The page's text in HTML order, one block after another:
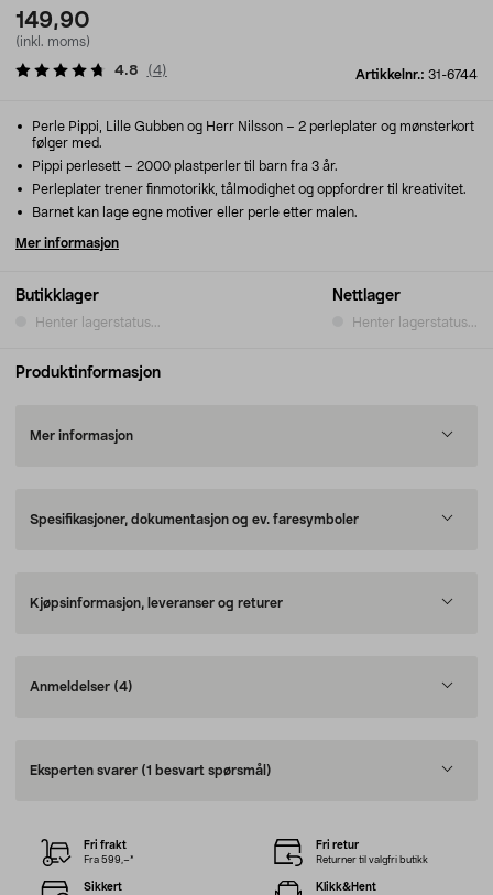
149,90
(inkl. moms)
Artikkelnr.: 31-6744
4.8 (4)
Butikklager
Henter lagerstatus...
Nettlager
Henter lagerstatus...
Perle Pippi, Lille Gubben og Herr Nilsson – 2 perleplater og mønsterkort
følger med.
Pippi perlesett – 2000 plastperler til barn fra 3 år.
Perleplater trener finmotorikk, tålmodighet og oppfordrer til kreativitet.
Barnet kan lage egne motiver eller perle etter malen.
Mer informasjon
Produktinformasjon
Mer informasjon
Spesifikasjoner, dokumentasjon og ev. faresymboler
Kjøpsinformasjon, leveranser og returer
Anmeldelser (4)
Eksperten svarer (1 besvart spørsmål)
Fri frakt
Fra 599,–*
Fri retur
Returner til valgfri butikk
Sikkert Klikk&Hent